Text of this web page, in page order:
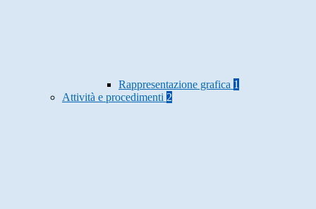
Rappresentazione grafica 1
Attività e procedimenti 2